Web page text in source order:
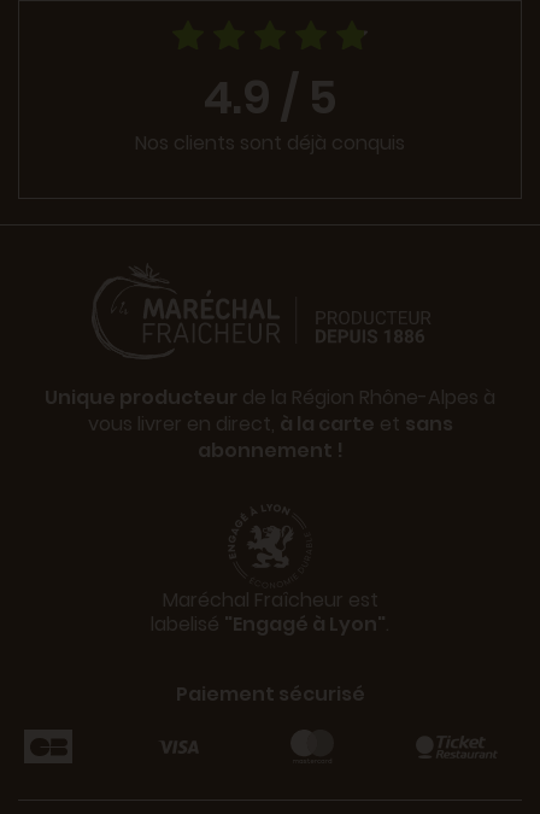
4.9 / 5
Nos clients sont déjà conquis
Unique producteur de la Région Rhône-Alpes à
vous livrer en direct, à la carte et sans
abonnement !
Maréchal Fraîcheur est
labelisé "Engagé à Lyon".
Paiement sécurisé